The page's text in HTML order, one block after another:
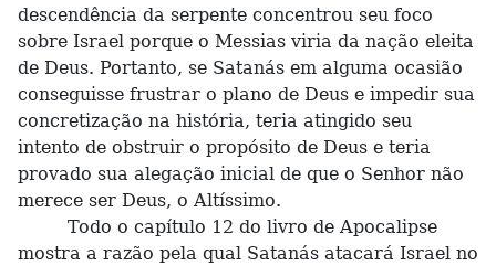
descendência da serpente concentrou seu foco
sobre Israel porque o Messias viria da nação eleita
de Deus. Portanto, se Satanás em alguma ocasião
conseguisse frustrar o plano de Deus e impedir sua
concretização na história, teria atingido seu
intento de obstruir o propósito de Deus e teria
provado sua alegação inicial de que o Senhor não
merece ser Deus, o Altíssimo.
Todo o capítulo 12 do livro de Apocalipse
mostra a razão pela qual Satanás atacará Israel no